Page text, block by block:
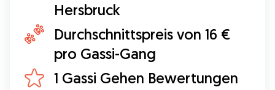
Hersbruck
Durchschnittspreis von 16 €
pro Gassi-Gang
1 Gassi Gehen Bewertungen